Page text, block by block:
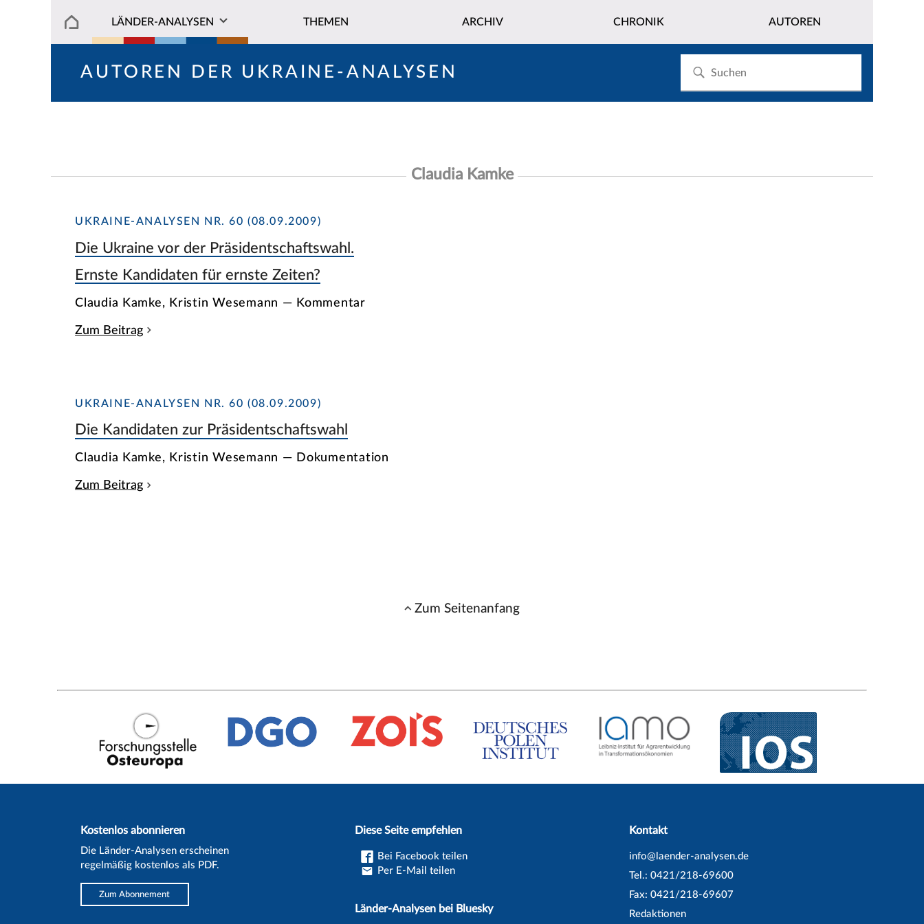
LÄNDER-ANALYSEN THEMEN ARCHIV CHRONIK AUTOREN
AUTOREN DER UKRAINE-ANALYSEN
Claudia Kamke
UKRAINE-ANALYSEN NR. 60 (08.09.2009)
Die Ukraine vor der Präsidentschaftswahl.
Ernste Kandidaten für ernste Zeiten?
Claudia Kamke, Kristin Wesemann — Kommentar
Zum Beitrag
UKRAINE-ANALYSEN NR. 60 (08.09.2009)
Die Kandidaten zur Präsidentschaftswahl
Claudia Kamke, Kristin Wesemann — Dokumentation
Zum Beitrag
Zum Seitenanfang
Kostenlos abonnieren
Die Länder-Analysen erscheinen
regelmäßig kostenlos als PDF.
Zum Abonnement
Diese Seite empfehlen
Bei Facebook teilen
Per E-Mail teilen
Länder-Analysen bei Bluesky
Kontakt
info@laender-analysen.de
Tel.: 0421/218-69600
Fax: 0421/218-69607
Redaktionen